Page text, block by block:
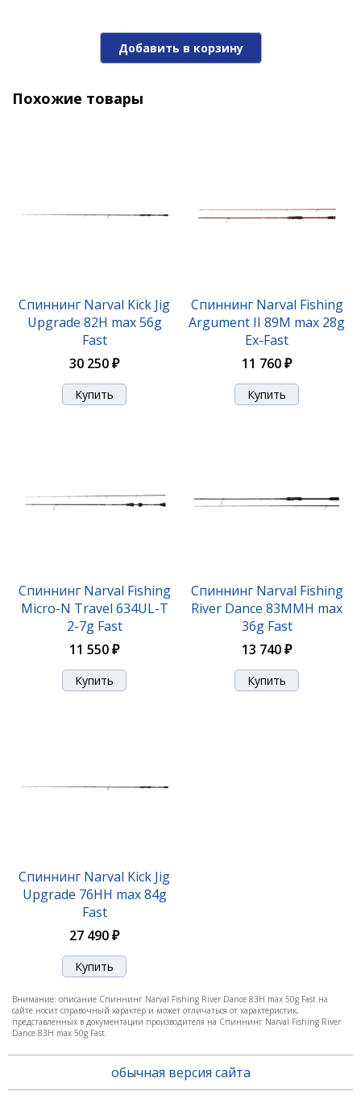
Спиннинг Narval Fishing River Dance 80M max 24g
Спиннинг Narval Fishing River Dance 83H max 50g
Спиннинг Narval Fishing River Dance 83MMH max
36g Fast
Добавить в корзину
Похожие товары
Спиннинг Narval Kick Jig
Upgrade 82H max 56g
Fast
30 250 ₽
Спиннинг Narval Fishing
Argument II 89M max 28g
Ex-Fast
11 760 ₽
Спиннинг Narval Fishing
Micro-N Travel 634UL-T
2-7g Fast
11 550 ₽
Спиннинг Narval Fishing
River Dance 83MMH max
36g Fast
13 740 ₽
Спиннинг Narval Kick Jig
Upgrade 76HH max 84g
Fast
27 490 ₽
Внимание: описание Спиннинг Narval Fishing River Dance 83H max 50g Fast на
сайте носит справочный характер и может отличаться от характеристик,
представленных в документации производителя на Спиннинг Narval Fishing River
Dance 83H max 50g Fast.
обычная версия сайта